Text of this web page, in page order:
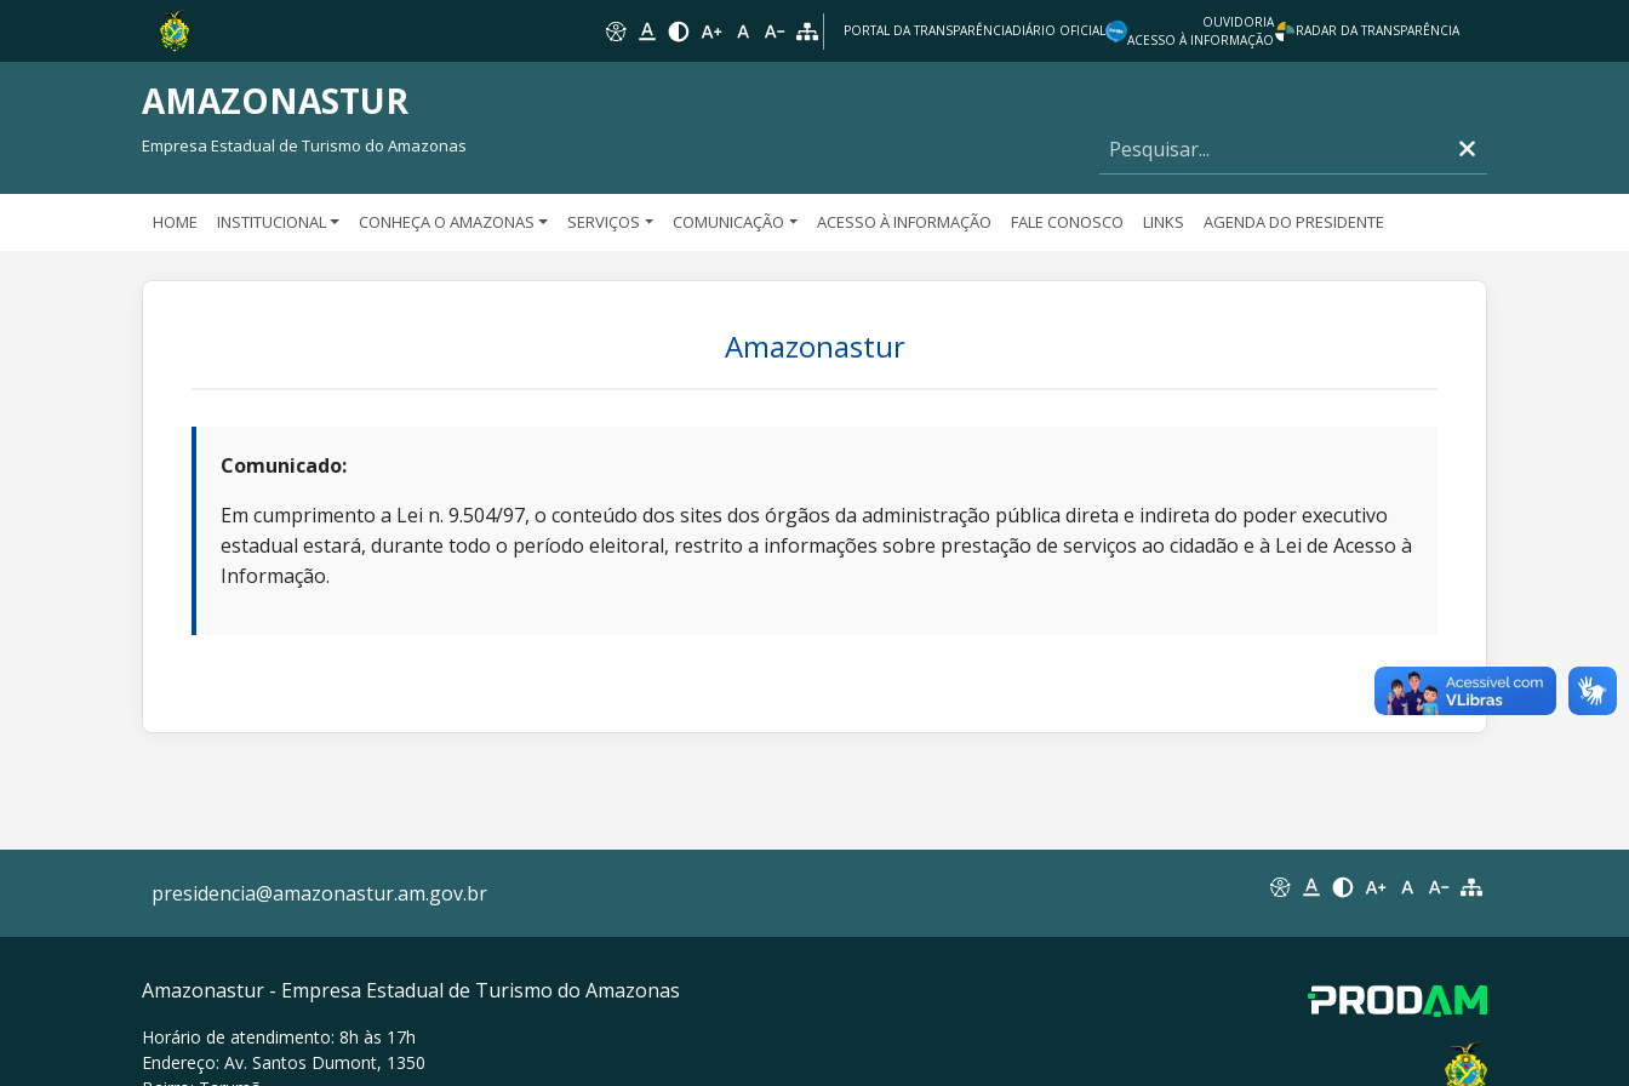
PORTAL DA TRANSPARÊNCIADIÁRIO OFICIAL
OUVIDORIA
ACESSO À INFORMAÇÃO
RADAR DA TRANSPARÊNCIA
AMAZONASTUR
Empresa Estadual de Turismo do Amazonas
HOME INSTITUCIONAL CONHEÇA O AMAZONAS SERVIÇOS COMUNICAÇÃO ACESSO À INFORMAÇÃO FALE CONOSCO LINKS AGENDA DO PRESIDENTE
Amazonastur
Comunicado:
Em cumprimento a Lei n. 9.504/97, o conteúdo dos sites dos órgãos da administração pública direta e indireta do poder executivo
estadual estará, durante todo o período eleitoral, restrito a informações sobre prestação de serviços ao cidadão e à Lei de Acesso à
Informação.
presidencia@amazonastur.am.gov.br
Amazonastur - Empresa Estadual de Turismo do Amazonas
Horário de atendimento: 8h às 17h
Endereço: Av. Santos Dumont, 1350